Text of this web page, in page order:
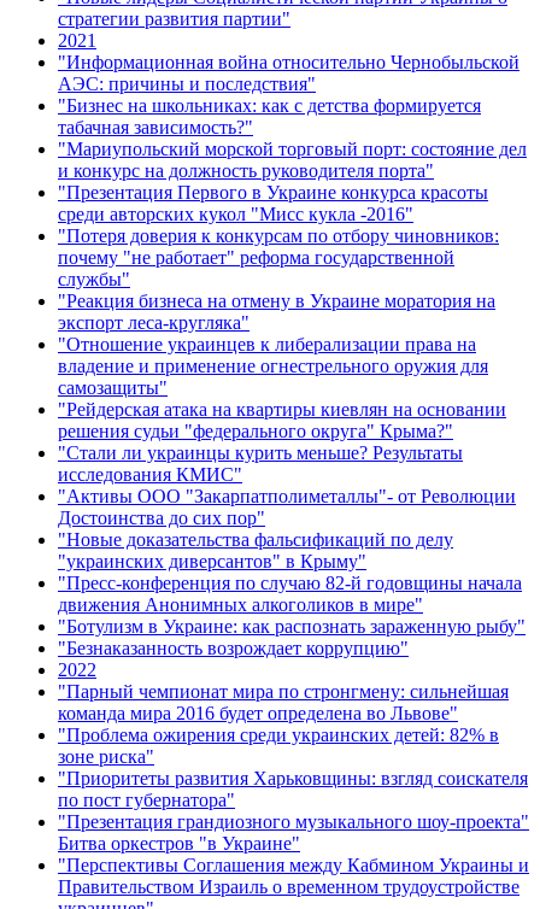
стратегии развития партии"
2021
"Информационная война относительно Чернобыльской
АЭС: причины и последствия"
"Бизнес на школьниках: как с детства формируется
табачная зависимость?"
"Мариупольский морской торговый порт: состояние дел
и конкурс на должность руководителя порта"
"Презентация Первого в Украине конкурса красоты
среди авторских кукол "Мисс кукла -2016"
"Потеря доверия к конкурсам по отбору чиновников:
почему "не работает" реформа государственной
службы"
"Реакция бизнеса на отмену в Украине моратория на
экспорт леса-кругляка"
"Отношение украинцев к либерализации права на
владение и применение огнестрельного оружия для
самозащиты"
"Рейдерская атака на квартиры киевлян на основании
решения судьи "федерального округа" Крыма?"
"Стали ли украинцы курить меньше? Результаты
исследования КМИС"
"Активы ООО "Закарпатполиметаллы"- от Революции
Достоинства до сих пор"
"Новые доказательства фальсификаций по делу
"украинских диверсантов" в Крыму"
"Пресс-конференция по случаю 82-й годовщины начала
движения Анонимных алкоголиков в мире"
"Ботулизм в Украине: как распознать зараженную рыбу"
"Безнаказанность возрождает коррупцию"
2022
"Парный чемпионат мира по стронгмену: сильнейшая
команда мира 2016 будет определена во Львове"
"Проблема ожирения среди украинских детей: 82% в
зоне риска"
"Приоритеты развития Харьковщины: взгляд соискателя
по пост губернатора"
"Презентация грандиозного музыкального шоу-проекта"
Битва оркестров "в Украине"
"Перспективы Соглашения между Кабмином Украины и
Правительством Израиль о временном трудоустройстве